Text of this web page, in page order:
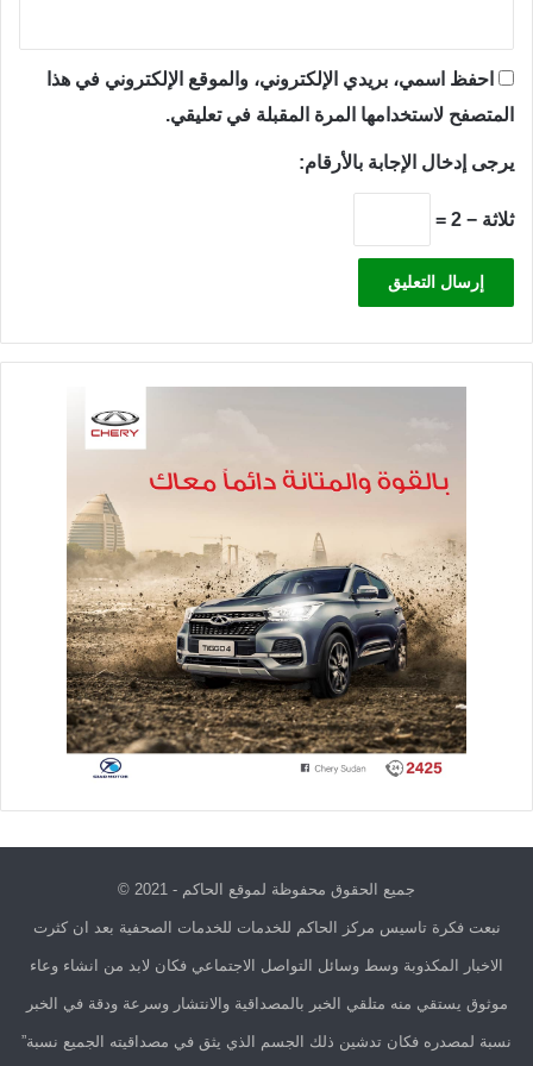
احفظ اسمي، بريدي الإلكتروني، والموقع الإلكتروني في هذا
المتصفح لاستخدامها المرة المقبلة في تعليقي.
يرجى إدخال الإجابة بالأرقام:
ثلاثة − 2 =
جميع الحقوق محفوظة لموقع الحاكم - 2021 ©
نبعت فكرة تاسيس مركز الحاكم للخدمات للخدمات الصحفية بعد ان كثرت
الاخبار المكذوبة وسط وسائل التواصل الاجتماعي فكان لابد من انشاء وعاء
موثوق يستقي منه متلقي الخبر بالمصداقية والانتشار وسرعة ودقة في الخبر
نسبة لمصدره فكان تدشين ذلك الجسم الذي يثق في مصداقيته الجميع نسبة”